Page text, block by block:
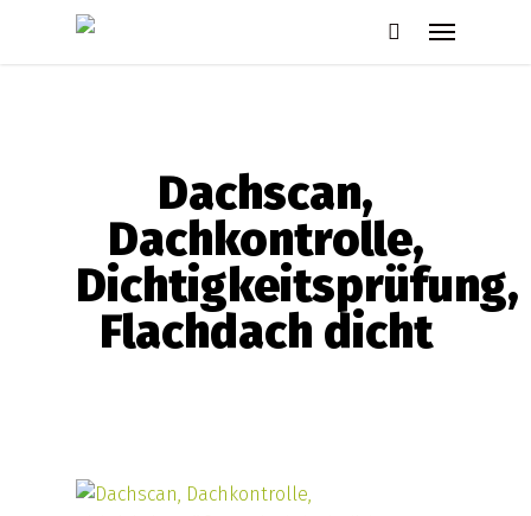
Menu
Dachscan,
Dachkontrolle,
Dichtigkeitsprüfung,
Flachdach dicht